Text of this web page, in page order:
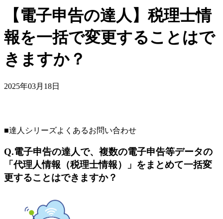
【電子申告の達人】税理士情
報を一括で変更することはで
きますか？
2025年03月18日
■達人シリーズよくあるお問い合わせ
Q.電子申告の達人で、複数の電子申告等データの
「代理人情報（税理士情報）」をまとめて一括変
更することはできますか？